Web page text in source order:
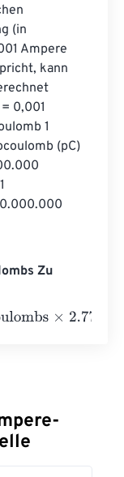
(in
Ampere
kann
0,001
1
(pC)
Zu
×2.77778e -13=